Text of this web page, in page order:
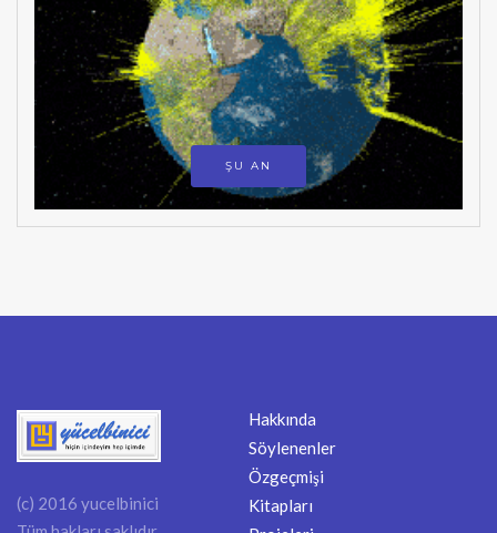
ŞU AN
(c) 2016 yucelbinici
Hakkında
Söylenenler
Özgeçmişi
Kitapları